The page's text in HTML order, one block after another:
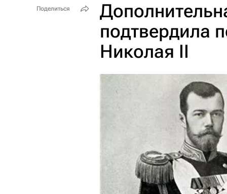
подтвердила
Николая II
Поделиться